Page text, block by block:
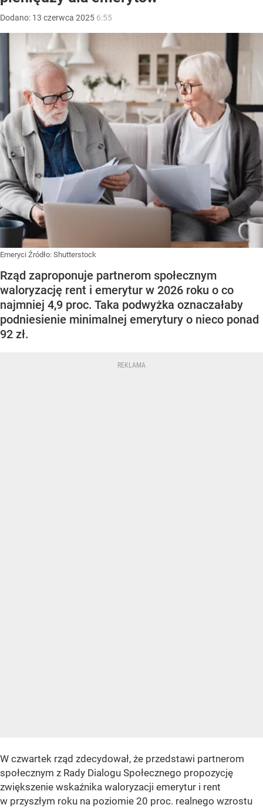
Dodano: 13 czerwca 2025 6:55
Emeryci Źródło: Shutterstock
Rząd zaproponuje partnerom społecznym
waloryzację rent i emerytur w 2026 roku o co
najmniej 4,9 proc. Taka podwyżka oznaczałaby
podniesienie minimalnej emerytury o nieco ponad
92 zł.
W czwartek rząd zdecydował, że przedstawi partnerom
społecznym z Rady Dialogu Społecznego propozycję
zwiększenie wskaźnika waloryzacji emerytur i rent
w przyszłym roku na poziomie 20 proc. realnego wzrostu